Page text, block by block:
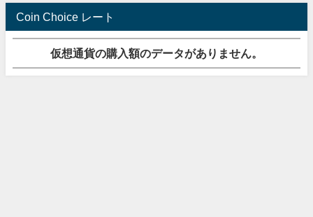
Coin Choice レート
仮想通貨の購入額のデータがありません。